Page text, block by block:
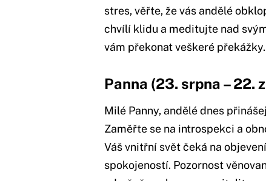
stres, věřte, že vás andělé
chvílí klidu a meditujte nad
vám překonat veškeré překážky.
Panna (23. srpna – 22.
Milé Panny, andělé dnes
Zaměřte se na introspekci a
Váš vnitřní svět čeká na
spokojeností. Pozornost